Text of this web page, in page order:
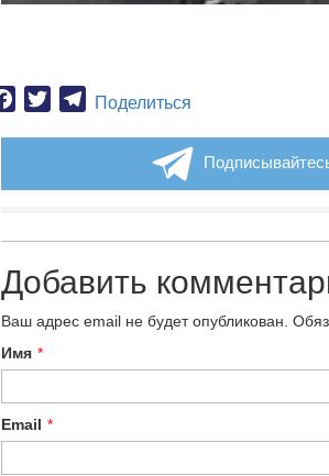
Facebook
TwitterTelegram
Поделиться
Добавить
Ваш адрес email не будет опубликован.
Имя *
Email *